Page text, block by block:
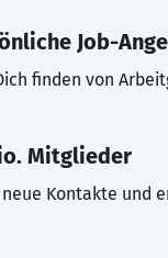
Job-
finden von
Mitglieder
neue Kontakte und